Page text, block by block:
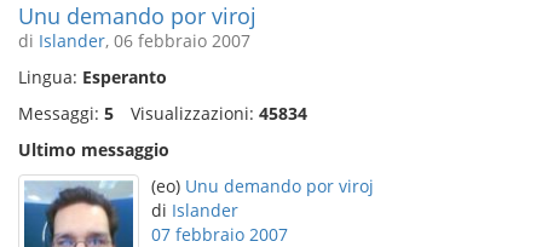
Unu demando por viroj
di Islander, 06 febbraio 2007
Lingua: Esperanto
Messaggi: 5 Visualizzazioni: 45834
Ultimo messaggio
(eo) Unu demando por viroj
di Islander
07 febbraio 2007